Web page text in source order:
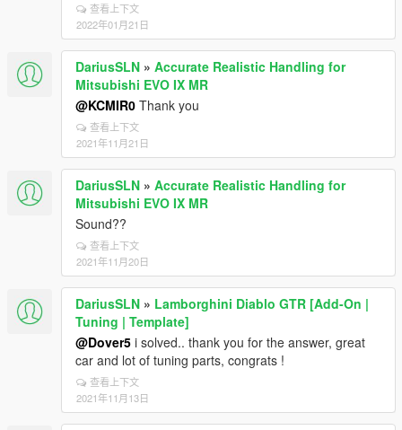
查看上下文
2022年01月21日
DariusSLN » Accurate Realistic Handling for
Mitsubishi EVO IX MR
@KCMIR0 Thank you
查看上下文
2021年11月21日
DariusSLN » Accurate Realistic Handling for
Mitsubishi EVO IX MR
Sound??
查看上下文
2021年11月20日
DariusSLN » Lamborghini Diablo GTR [Add-On |
Tuning | Template]
@Dover5 i solved.. thank you for the answer, great
car and lot of tuning parts, congrats !
查看上下文
2021年11月13日